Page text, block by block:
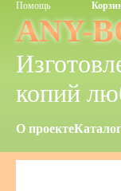
Помощь
ANY-
копий
О проектеКаталог